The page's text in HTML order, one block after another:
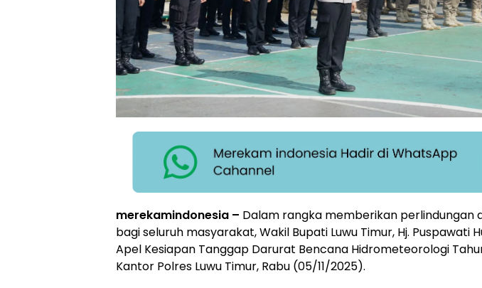
merekamindonesia – Dalam rangka memberikan perlindungan
bagi seluruh masyarakat, Wakil Bupati Luwu Timur, Hj. Puspawati
Apel Kesiapan Tanggap Darurat Bencana Hidrometeorologi
Kantor Polres Luwu Timur, Rabu (05/11/2025).